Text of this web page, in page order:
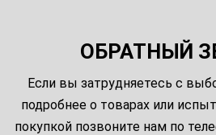
ОБРАТНЫЙ
Если вы затрудняетесь с
подробнее о товарах или
покупкой позвоните нам по